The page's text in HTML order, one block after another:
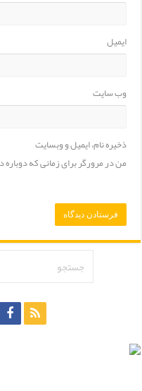
ایمیل
وب‌ سایت
ذخیره نام، ایمیل و وبسایت
من در مرورگر برای زمانی که